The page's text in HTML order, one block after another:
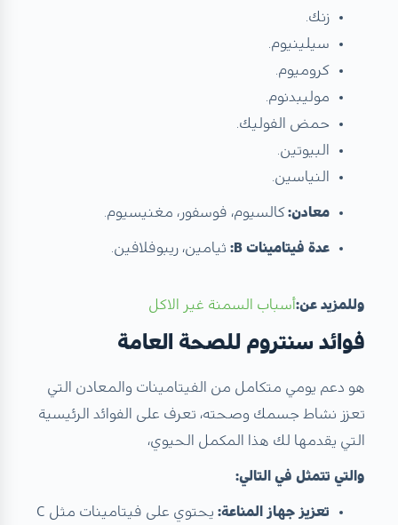
زنك.
سيلينيوم.
كروميوم.
موليبدنوم.
حمض الفوليك.
البيوتين.
النياسين.
معادن:كالسيوم، فوسفور، مغنيسيوم.
عدة فيتامينات B: ثيامين، ريبوفلافين.
وللمزيد عن:أسباب السمنة غير الاكل
فوائد سنتروم للصحة العامة
هو دعم يومي متكامل من الفيتامينات والمعادن التي
تعزز نشاط جسمك وصحته، تعرف على الفوائد الرئيسية
التي يقدمها لك هذا المكمل الحيوي،
والتي تتمثل في التالي:
تعزيز جهاز المناعة: يحتوي على فيتامينات مثل C